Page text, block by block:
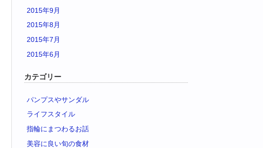
2015年9月
2015年8月
2015年7月
2015年6月
カテゴリー
パンプスやサンダル
ライフスタイル
指輪にまつわるお話
美容に良い旬の食材